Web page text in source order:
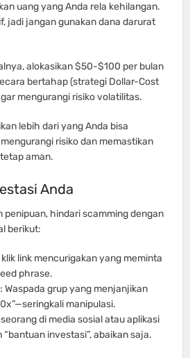
uang yang Anda rela kehilangan.
jadi jangan gunakan dana darurat
alokasikan $50-$100 per bulan
bertahap (strategi Dollar-Cost
mengurangi risiko volatilitas.
lebih dari yang Anda bisa
risiko dan memastikan
aman.
Anda
hindari scamming dengan
berikut:
link mencurigakan yang meminta
phrase.
grup yang menjanjikan
manipulasi.
di media sosial atau aplikasi
investasi”, abaikan saja.